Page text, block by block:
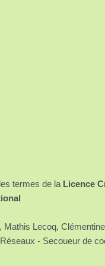
termes de la Licence
Lecoq,
- Secoueur de